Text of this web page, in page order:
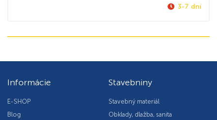
3-7 dní
Informácie
E-SHOP
Blog
Stavebniny
Stavebný materiál
Obklady, dlažba, sanita